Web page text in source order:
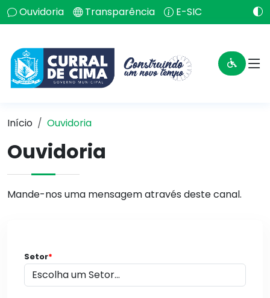
Ouvidoria Transparência E-SIC
Início Ouvidoria
Ouvidoria
Mande-nos uma mensagem através deste canal.
Setor*